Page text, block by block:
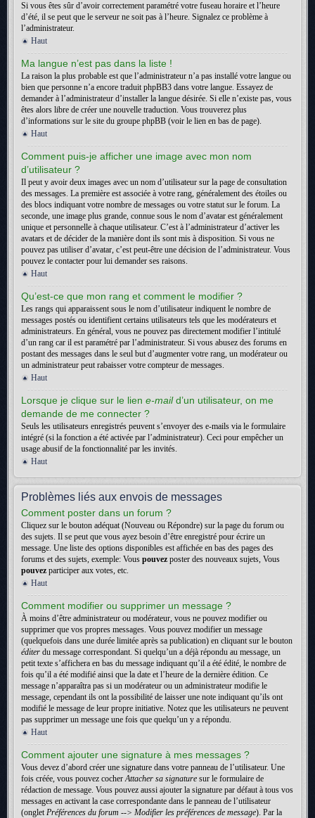
Si vous êtes sûr d’avoir correctement paramétré votre fuseau horaire et l’heure
d’été, il se peut que le serveur ne soit pas à l’heure. Signalez ce problème à
l’administrateur.
Haut
Ma langue n’est pas dans la liste !
La raison la plus probable est que l’administrateur n’a pas installé votre langue ou
bien que personne n’a encore traduit phpBB3 dans votre langue. Essayez de
demander à l’administrateur d’installer la langue désirée. Si elle n’existe pas, vous
êtes alors libre de créer une nouvelle traduction. Vous trouverez plus
d’informations sur le site du groupe phpBB (voir le lien en bas de page).
Haut
Comment puis-je afficher une image avec mon nom
d’utilisateur ?
Il peut y avoir deux images avec un nom d’utilisateur sur la page de consultation
des messages. La première est associée à votre rang, généralement des étoiles ou
des blocs indiquant votre nombre de messages ou votre statut sur le forum. La
seconde, une image plus grande, connue sous le nom d’avatar est généralement
unique et personnelle à chaque utilisateur. C’est à l’administrateur d’activer les
avatars et de décider de la manière dont ils sont mis à disposition. Si vous ne
pouvez pas utiliser d’avatar, c’est peut-être une décision de l’administrateur. Vous
pouvez le contacter pour lui demander ses raisons.
Haut
Qu’est-ce que mon rang et comment le modifier ?
Les rangs qui apparaissent sous le nom d’utilisateur indiquent le nombre de
messages postés ou identifient certains utilisateurs tels que les modérateurs et
administrateurs. En général, vous ne pouvez pas directement modifier l’intitulé
d’un rang car il est paramétré par l’administrateur. Si vous abusez des forums en
postant des messages dans le seul but d’augmenter votre rang, un modérateur ou
un administrateur peut rabaisser votre compteur de messages.
Haut
Lorsque je clique sur le lien e-maild’un utilisateur, on me
demande de me connecter ?
Seuls les utilisateurs enregistrés peuvent s’envoyer des e-mails via le formulaire
intégré (si la fonction a été activée par l’administrateur). Ceci pour empêcher un
usage abusif de la fonctionnalité par les invités.
Haut
Problèmes liés aux envois de messages
Comment poster dans un forum ?
Cliquez sur le bouton adéquat (Nouveau ou Répondre) sur la page du forum ou
des sujets. Il se peut que vous ayez besoin d’être enregistré pour écrire un
message. Une liste des options disponibles est affichée en bas des pages des
forums et des sujets, exemple: Vous pouvez poster des nouveaux sujets, Vous
pouvez participer aux votes, etc.
Haut
Comment modifier ou supprimer un message ?
À moins d’être administrateur ou modérateur, vous ne pouvez modifier ou
supprimer que vos propres messages. Vous pouvez modifier un message
(quelquefois dans une durée limitée après sa publication) en cliquant sur le bouton
éditer du message correspondant. Si quelqu’un a déjà répondu au message, un
petit texte s’affichera en bas du message indiquant qu’il a été édité, le nombre de
fois qu’il a été modifié ainsi que la date et l’heure de la dernière édition. Ce
message n’apparaîtra pas si un modérateur ou un administrateur modifie le
message, cependant ils ont la possibilité de laisser une note indiquant qu’ils ont
modifié le message de leur propre initiative. Notez que les utilisateurs ne peuvent
pas supprimer un message une fois que quelqu’un y a répondu.
Haut
Comment ajouter une signature à mes messages ?
Vous devez d’abord créer une signature dans votre panneau de l’utilisateur. Une
fois créée, vous pouvez cocherAttacher sa signature sur le formulaire de
rédaction de message. Vous pouvez aussi ajouter la signature par défaut à tous vos
messages en activant la case correspondante dans le panneau de l’utilisateur
(ongletPréférences du forum --> Modifier les préférences de message). Par la